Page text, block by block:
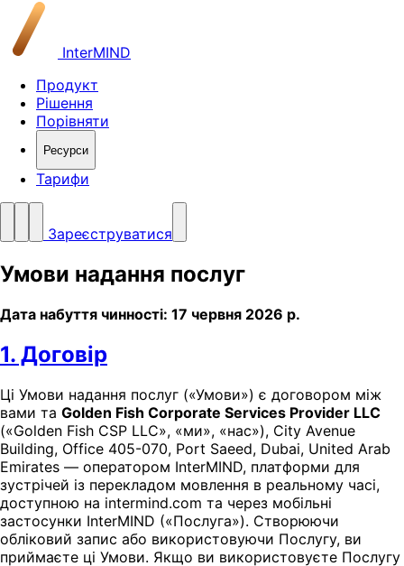
InterMIND
Продукт
Рішення
Порівняти
Ресурси
Тарифи
Зареєструватися
Умови надання послуг
Дата набуття чинності: 17 червня 2026 р.
1. Договір
Ці Умови надання послуг («Умови») є договором між
вами та Golden Fish Corporate Services Provider LLC
(«Golden Fish CSP LLC», «ми», «нас»), City Avenue
Building, Office 405-070, Port Saeed, Dubai, United Arab
Emirates — оператором InterMIND, платформи для
зустрічей із перекладом мовлення в реальному часі,
доступною на intermind.com та через мобільні
застосунки InterMIND («Послуга»). Створюючи
обліковий запис або використовуючи Послугу, ви
приймаєте ці Умови. Якщо ви використовуєте Послугу